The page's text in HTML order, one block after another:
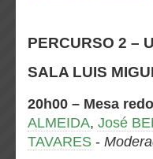
PERCURSO 2 –
SALA LUIS
20h00 – Mesa
ALMEIDA, José
TAVARES -